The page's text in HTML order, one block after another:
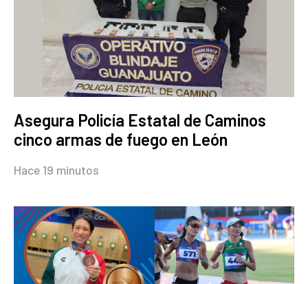
Asegura Policía Estatal de Caminos
cinco armas de fuego en León
Hace 19 minutos